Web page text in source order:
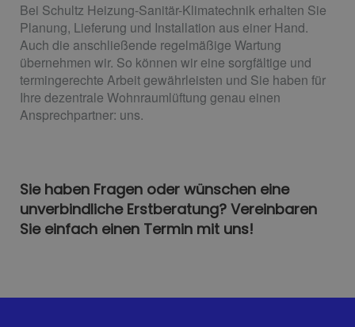
Bei Schultz Heizung-Sanitär-Klimatechnik erhalten Sie
Planung, Lieferung und Installation aus einer Hand.
Auch die anschließende regelmäßige Wartung
übernehmen wir. So können wir eine sorgfältige und
termingerechte Arbeit gewährleisten und Sie haben für
Ihre dezentrale Wohnraumlüftung genau einen
Ansprechpartner: uns.
Sie haben Fragen oder wünschen eine
unverbindliche Erstberatung? Vereinbaren
Sie einfach einen Termin mit uns!